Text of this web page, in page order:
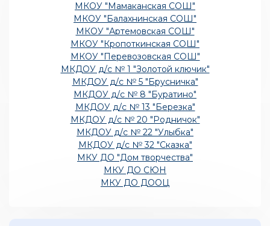
МКОУ "Мамаканская СОШ"
МКОУ "Балахнинская СОШ"
МКОУ "Артемовская СОШ"
МКОУ "Кропоткинская СОШ"
МКОУ "Перевозовская СОШ"
МКДОУ д/с № 1 "Золотой ключик"
МКДОУ д/с № 5 "Брусничка"
МКДОУ д/с № 8 "Буратино"
МКДОУ д/с № 13 "Березка"
МКДОУ д/с № 20 "Родничок"
МКДОУ д/с № 22 "Улыбка"
МКДОУ д/с № 32 "Сказка"
МКУ ДО "Дом творчества"
МКУ ДО СЮН
МКУ ДО ДООЦ